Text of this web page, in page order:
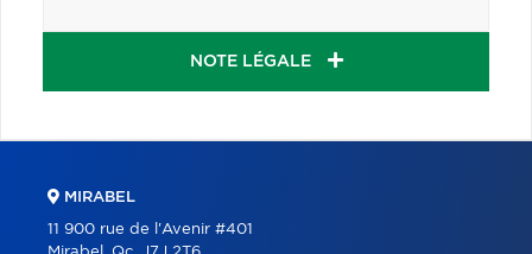
NOTE LÉGALE
MIRABEL
11 900 rue de l'Avenir #401